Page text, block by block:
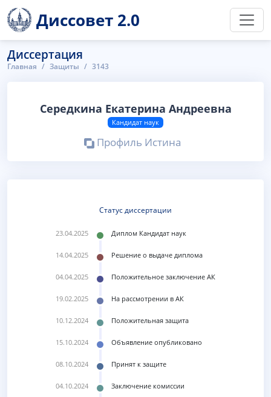
Диссовет 2.0
Диссертация
Главная Защиты 3143
Середкина Екатерина Андреевна
Кандидат наук
Профиль Истина
Статус диссертации
23.04.2025 Диплом Кандидат наук
14.04.2025 Решение о выдаче диплома
04.04.2025 Положительное заключение АК
19.02.2025 На рассмотрении в АК
10.12.2024 Положительная защита
15.10.2024 Объявление опубликовано
08.10.2024 Принят к защите
04.10.2024 Заключение комиссии